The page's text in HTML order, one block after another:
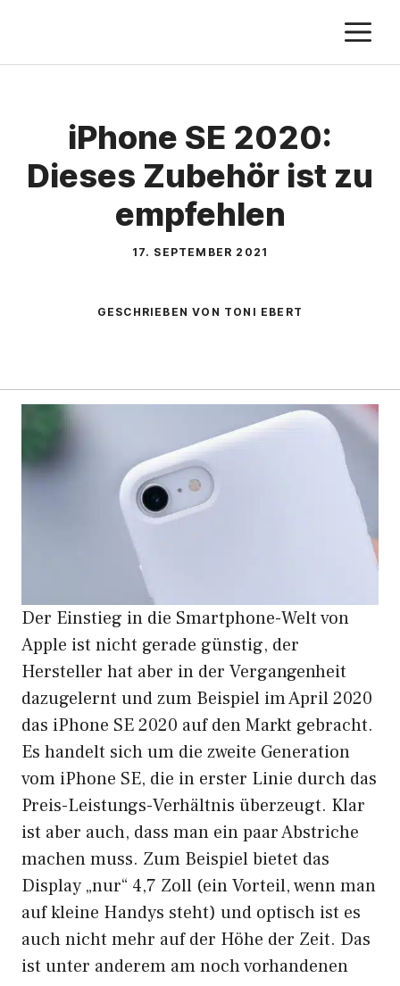
springen
iPhone SE 2020:
Dieses Zubehör ist zu
empfehlen
17. SEPTEMBER 2021
GESCHRIEBEN VON TONI EBERT
Der Einstieg in die Smartphone-Welt von
Apple ist nicht gerade günstig, der
Hersteller hat aber in der Vergangenheit
dazugelernt und zum Beispiel im April 2020
das iPhone SE 2020 auf den Markt gebracht.
Es handelt sich um die zweite Generation
vom iPhone SE, die in erster Linie durch das
Preis-Leistungs-Verhältnis überzeugt. Klar
ist aber auch, dass man ein paar Abstriche
machen muss. Zum Beispiel bietet das
Display „nur“ 4,7 Zoll (ein Vorteil, wenn man
auf kleine Handys steht) und optisch ist es
auch nicht mehr auf der Höhe der Zeit. Das
ist unter anderem am noch vorhandenen